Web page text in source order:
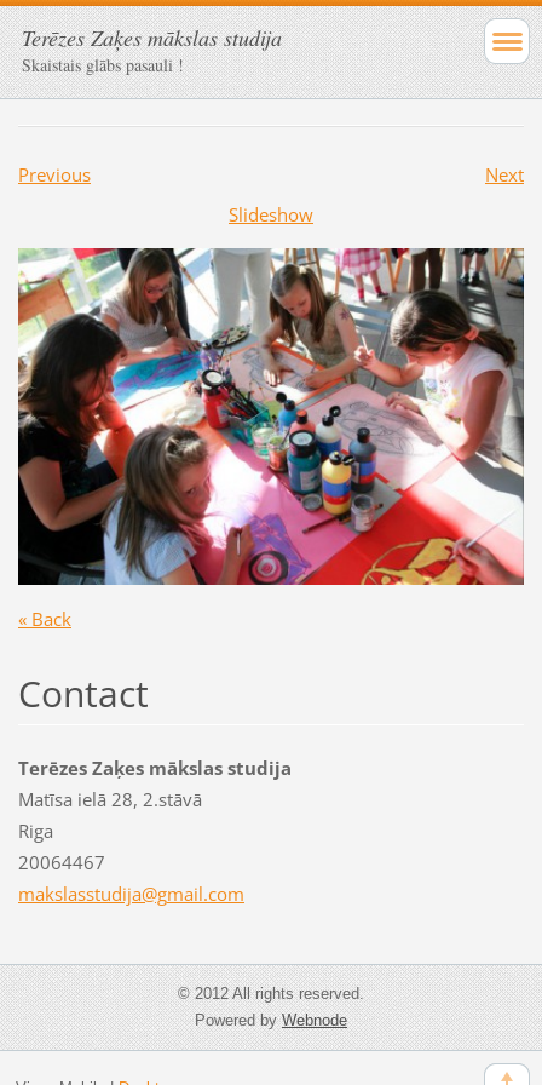
Terēzes Zaķes mākslas studija
Skaistais glābs pasauli !
Previous
Next
Slideshow
« Back
Contact
Terēzes Zaķes mākslas studija
Matīsa ielā 28, 2.stāvā
Riga
20064467
makslasstudija@gmail.com
© 2012 All rights reserved.
Powered byWebnode